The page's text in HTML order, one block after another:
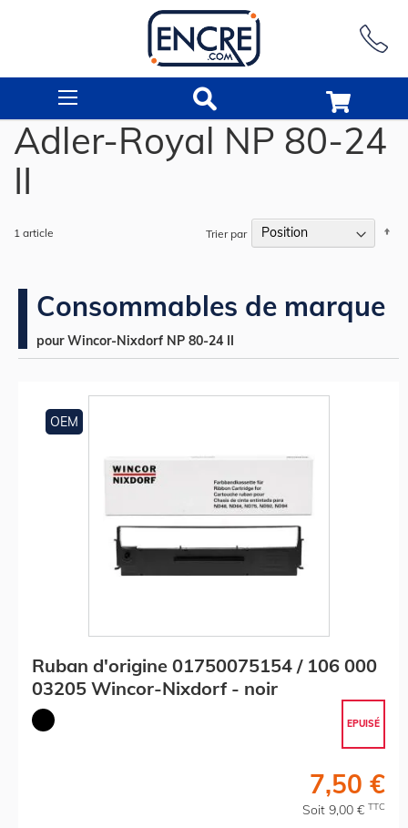
Adler-Royal NP 80-24
II
1 article Trier par
Consommables de marque
pour Wincor-Nixdorf NP 80-24 II
OEM
Ruban d'origine 01750075154 / 106 000
03205 Wincor-Nixdorf - noir
EPUISÉ
7,50 €
Soit 9,00 € TTC